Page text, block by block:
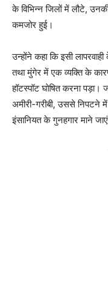
के विभिन्न जिलों में लौटे,
कमजोर हुई।
उन्होंने कहा कि इसी
तथा मुंगेर में एक व्यक्ति के
हॉटस्पॉट घोषित करना
अमीरी-गरीबी, उससे निपटने
इंसानियत के गुनहगार माने